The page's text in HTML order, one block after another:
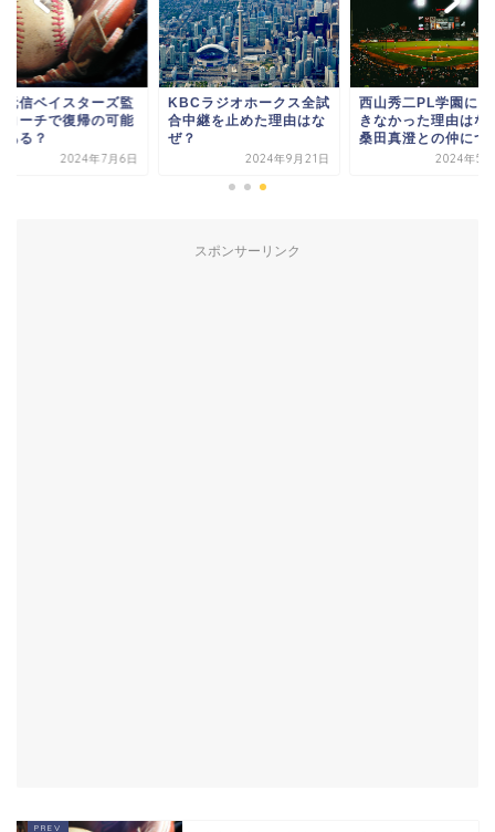
元信ベイスターズ監
コーチで復帰の可能
ある？
2024年7月6日
KBCラジオホークス全試
合中継を止めた理由はな
ぜ？
2024年9月21日
西山秀二PL学園に進
きなかった理由はな
桑田真澄との仲につ
2024年5
スポンサーリンク